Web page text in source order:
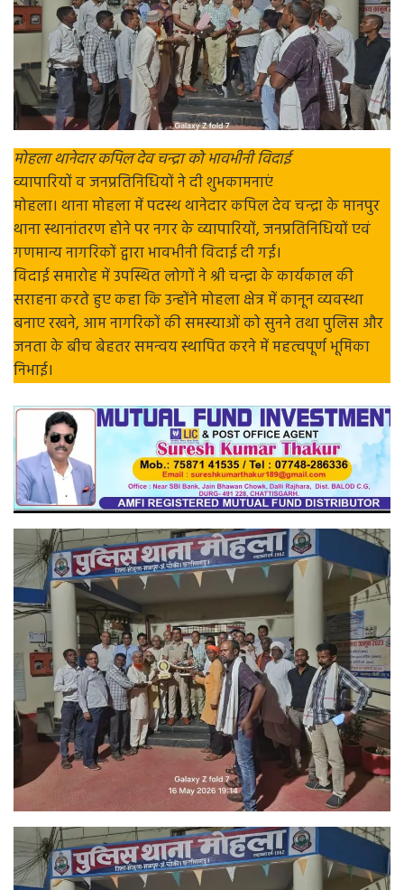
मोहला थानेदार कपिल देव चन्द्रा को भावभीनी विदाई
व्यापारियों व जनप्रतिनिधियों ने दी शुभकामनाएं
मोहला। थाना मोहला में पदस्थ थानेदार कपिल देव चन्द्रा के मानपुर
थाना स्थानांतरण होने पर नगर के व्यापारियों, जनप्रतिनिधियों एवं
गणमान्य नागरिकों द्वारा भावभीनी विदाई दी गई।
विदाई समारोह में उपस्थित लोगों ने श्री चन्द्रा के कार्यकाल की
सराहना करते हुए कहा कि उन्होंने मोहला क्षेत्र में कानून व्यवस्था
बनाए रखने, आम नागरिकों की समस्याओं को सुनने तथा पुलिस और
जनता के बीच बेहतर समन्वय स्थापित करने में महत्वपूर्ण भूमिका
निभाई।